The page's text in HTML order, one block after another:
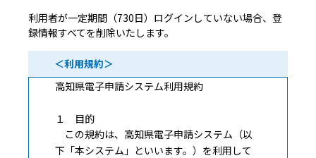
利用者が一定期間（730日）ログインしていない場合、登
録情報すべてを削除いたします。
＜利用規約＞
高知県電子申請システム利用規約
１ 目的
この規約は、高知県電子申請システム（以
下「本システム」といいます。）を利用して